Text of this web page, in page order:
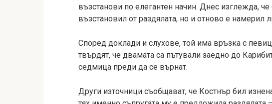
възстанови по елегантен начин. Днес изглежда,
възстановил от раздялата, но и отново е намерил
Според доклади и слухове, той има връзка с
твърдят, че двамата са пътували заедно до
седмица преди да се върнат.
Други източници съобщават, че Костнър бил